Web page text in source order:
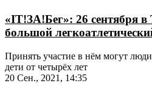
«IT!ЗА!Бег»: 26 сентября в
большой
Принять участие в нём могут
дети от четырёх лет
20 Сен., 2021, 14:35